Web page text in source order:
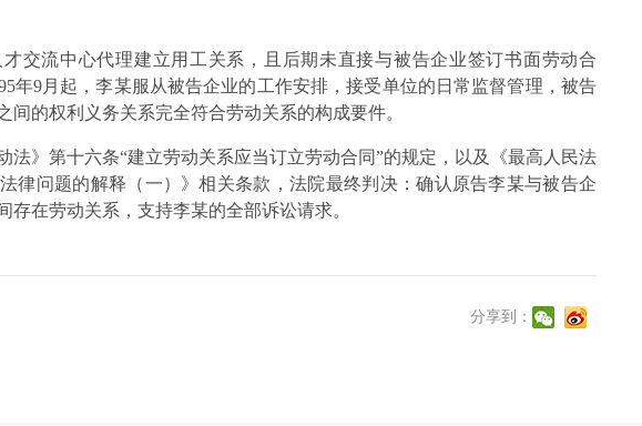
交流中心代理建立用工关系，且后期未直接与被告企业签订书面劳动合
年9月起，李某服从被告企业的工作安排，接受单位的日常监督管理，被告
间的权利义务关系完全符合劳动关系的构成要件。
法》第十六条“建立劳动关系应当订立劳动合同”的规定，以及《最高人民法
律问题的解释（一）》相关条款，法院最终判决：确认原告李某与被告企
存在劳动关系，支持李某的全部诉讼请求。
分享到：